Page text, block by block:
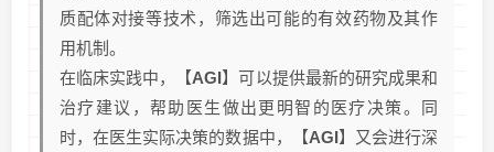
质配体对接等技术，筛选出可能的有效药物及其作
用机制。
在临床实践中，【AGI】可以提供最新的研究成果和
治疗建议，帮助医生做出更明智的医疗决策。同
时，在医生实际决策的数据中，【AGI】又会进行深